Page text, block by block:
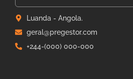
Luanda - Angola.
geral@pregestor.com
+244-(000) 000-000